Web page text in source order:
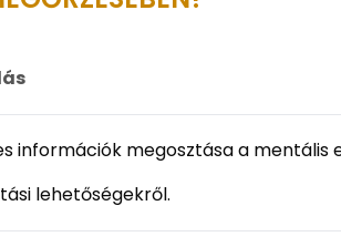
információk megosztása a mentális
lehetőségekről.